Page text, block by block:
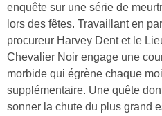
enquête sur une série de
lors des fêtes. Travaillant en
procureur Harvey Dent et le
Chevalier Noir engage une
morbide qui égrène chaque
supplémentaire. Une quête
sonner la chute du plus grand